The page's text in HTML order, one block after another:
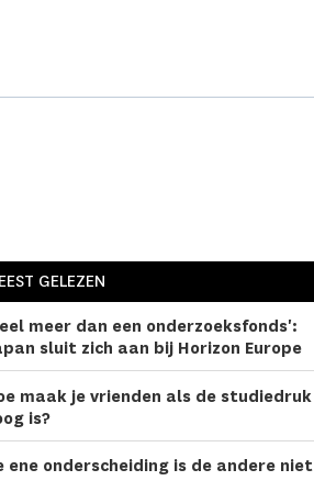
GELEZEN
meer dan een onderzoeks­fonds':
sluit zich aan bij Horizon Europe
maak je vrienden als de studiedruk
is?
ene onderscheiding is de andere niet